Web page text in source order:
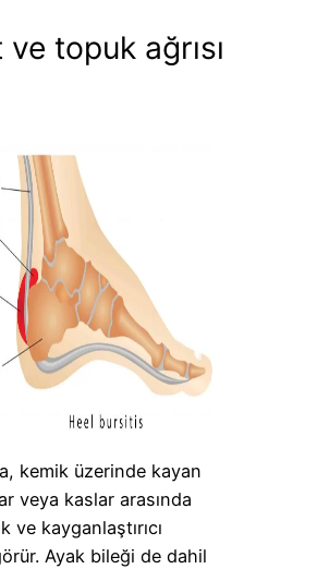
topuk ağrısı
kemik üzerinde kayan
veya kaslar arasında
ve kayganlaştırıcı
Ayak bileği de dahil